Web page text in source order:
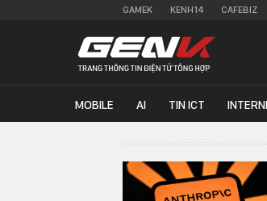
GAMEK KENH14 CAFEBIZ
MOBILE AI TIN ICT